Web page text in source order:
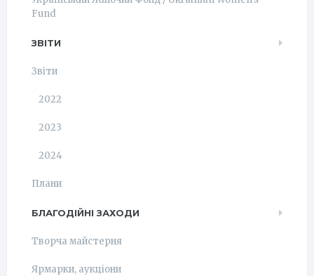
Fund
ЗВІТИ
Звіти
2022
2023
2024
Плани
БЛАГОДІЙНІ ЗАХОДИ
Творча майстерня
Ярмарки, аукціони